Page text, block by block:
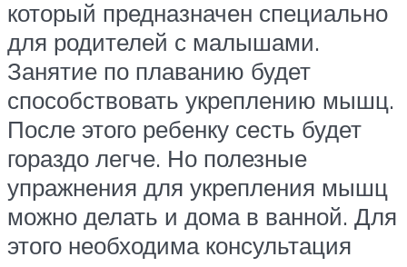
который предназначен специально
для родителей с малышами.
Занятие по плаванию будет
способствовать укреплению мышц.
После этого ребенку сесть будет
гораздо легче. Но полезные
упражнения для укрепления мышц
можно делать и дома в ванной. Для
этого необходима консультация